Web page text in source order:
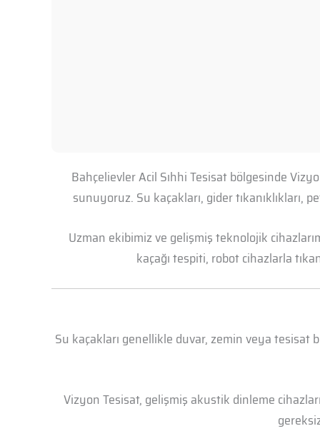
Bahçelievler Acil Sıhhi Tesisat bölgesinde
sunuyoruz. Su kaçakları, gider
Uzman ekibimiz ve gelişmiş teknolojik
kaçağı tespiti, robot cihazlarla
Su kaçakları genellikle duvar, zemin veya tesisat
Vizyon Tesisat, gelişmiş akustik dinleme